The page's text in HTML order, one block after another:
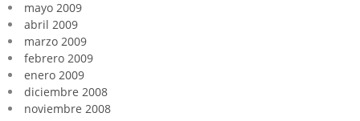
mayo 2009
abril 2009
marzo 2009
febrero 2009
enero 2009
diciembre 2008
noviembre 2008